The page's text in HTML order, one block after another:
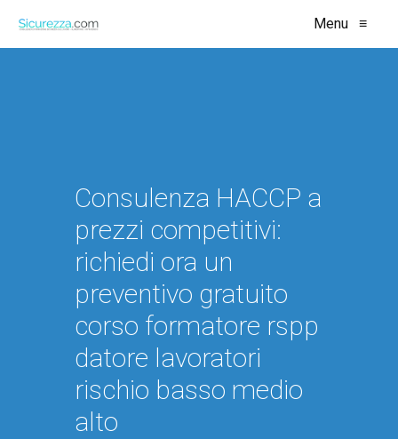
Menu ≡
Consulenza HACCP a
prezzi competitivi:
richiedi ora un
preventivo gratuito
corso formatore rspp
datore lavoratori
rischio basso medio
alto